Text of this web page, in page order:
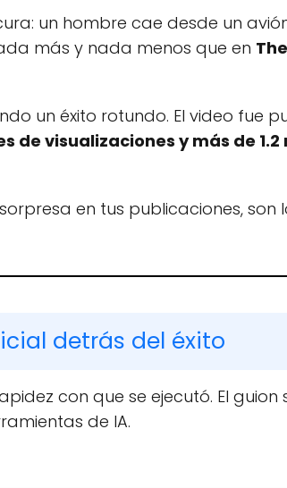
un hombre cae desde un
más y nada menos que en
un éxito rotundo. El video fue
de visualizaciones y más de
en tus publicaciones, son
detrás del éxito
con que se ejecutó. El
de IA.